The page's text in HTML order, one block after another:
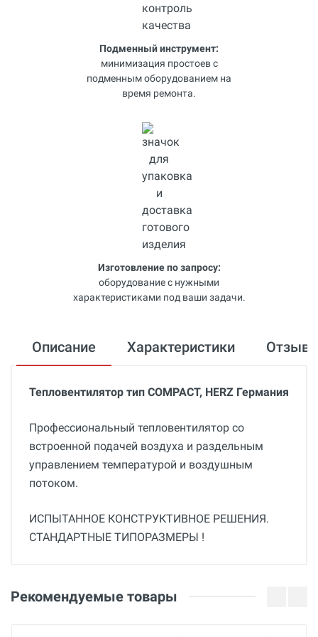
Подменный инструмент:
минимизация простоев с
подменным оборудованием на
время ремонта.
Изготовление по запросу:
оборудование с нужными
характеристиками под ваши задачи.
Описание Характеристики
Тепловентилятор тип COMPACT, HERZ Германия
Профессиональный тепловентилятор со
встроенной подачей воздуха и раздельным
управлением температурой и воздушным
потоком.
ИСПЫТАННОЕ КОНСТРУКТИВНОЕ РЕШЕНИЯ.
СТАНДАРТНЫЕ ТИПОРАЗМЕРЫ !
12 месяцев
Оценка
Рекомендуемые товары